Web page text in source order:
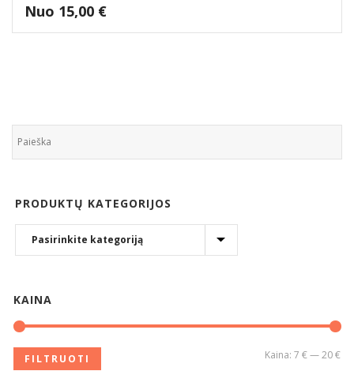
Nuo 15,00 €
PRODUKTŲ KATEGORIJOS
KAINA
FILTRUOTI Kaina: 7 €—20 €